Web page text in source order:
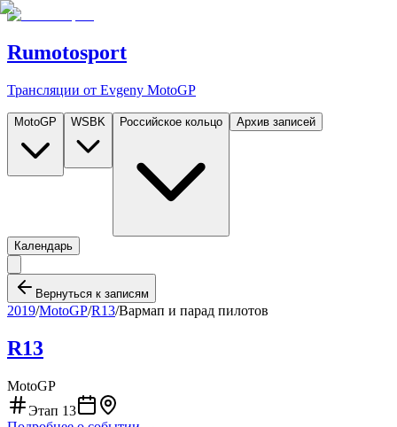
Rumotosport
Трансляции от Evgeny MotoGP
MotoGP WSBK Российское кольцо Архив записей
Календарь
Вернуться к записям
2019/MotoGP/R13/Вармап и парад пилотов
R13
MotoGP
Этап 13